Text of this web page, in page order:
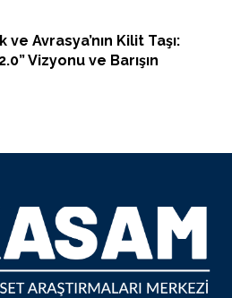
Avrasya’nın Kilit Taşı:
Vizyonu ve Barışın